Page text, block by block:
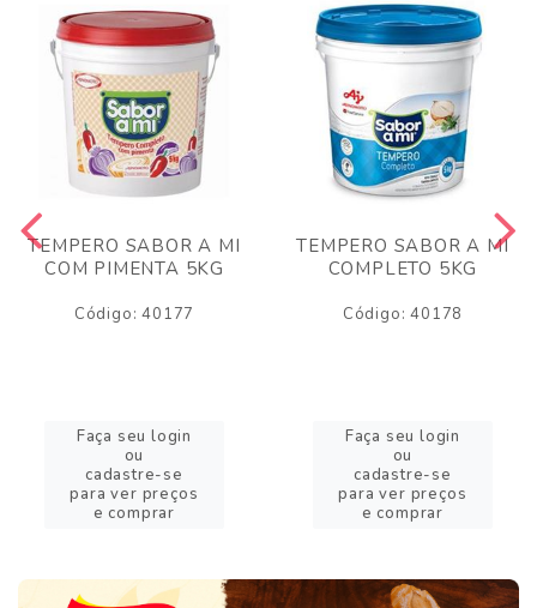
TEMPERO SABOR A MI
COM PIMENTA 5KG
Código: 40177
Faça seu login
ou
cadastre-se
para ver preços
e comprar
TEMPERO SABOR A MI
COMPLETO 5KG
Código: 40178
Faça seu login
ou
cadastre-se
para ver preços
e comprar